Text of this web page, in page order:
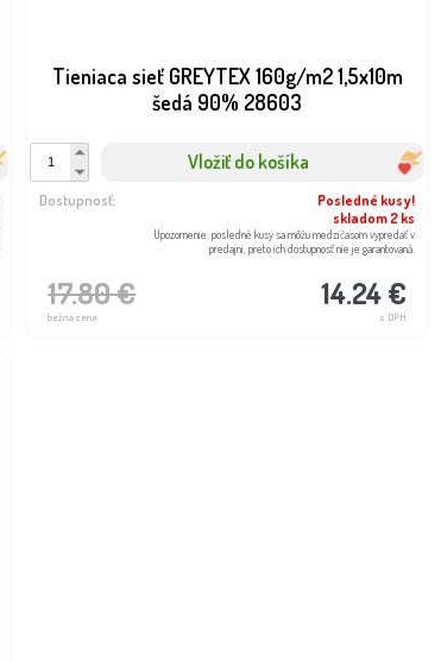
Tieniaca sieť GREYTEX 160g/m2 1,5x10m
šedá 90% 28603
Vložiť do košíka
17.80 €
bežná cena
14.24 €
s DPH
Dostupnosť:
Posledné kusy!
skladom 2 ks
Upozornenie: posledné kusy sa môžu medzičasom vypredať v
predajni, preto ich dostupnosť nie je garantovaná.